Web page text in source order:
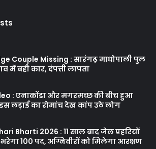
Couple Missing : सारंगढ़ माधोपाली पुल
में बही कार, दंपत्ती लापता
: एनाकोंडा और मगरमच्छ की बीच हुआ
लड़ाई का रोमांच देख कांप उठे लोग
Bharti 2026 : 11 साल बाद जेल प्रहरियों
भरेगा 100 पद, अग्निवीरों को मिलेगा आरक्षण